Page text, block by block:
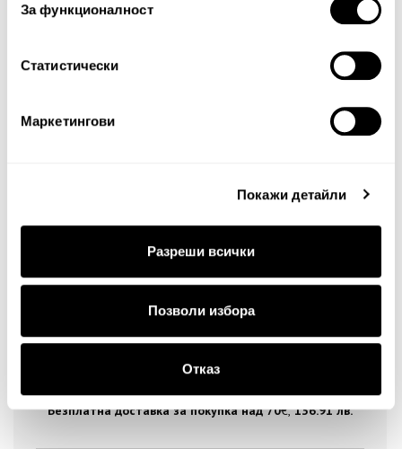
За функционалност
Статистически
Маркетингови
Покажи детайли
Разреши всички
Позволи избора
Отказ
ДОСТАВКА
Стандартна доставка на цена от 5
цялата страна.
Безплатна доставка за покупка над 70€ ,136.91 лв.